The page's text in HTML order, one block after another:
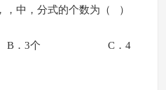
，中，分式的个数为（ ）
．3个 C．4